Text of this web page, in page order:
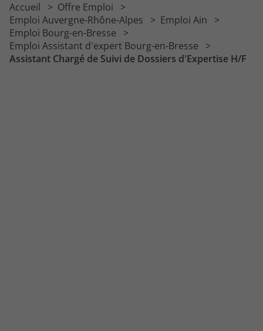
Accueil
Offre Emploi
Emploi Auvergne-Rhône-Alpes
Emploi Ain
Emploi Bourg-en-Bresse
Emploi Assistant d'expert Bourg-en-Bresse
Assistant Chargé de Suivi de Dossiers d'Expertise H/F